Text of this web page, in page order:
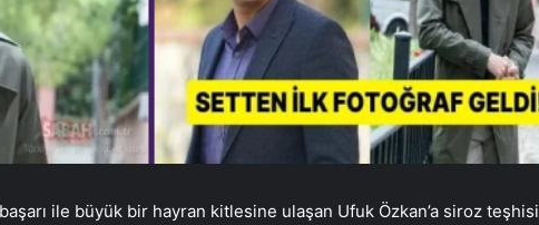
ile büyük bir hayran kitlesine ulaşan Ufuk Özkan’a siroz teşhisi